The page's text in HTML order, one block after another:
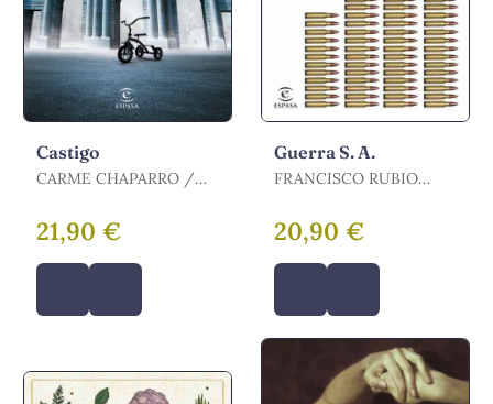
Castigo
CARME CHAPARRO /
21,90 €
Guerra S. A.
FRANCISCO RUBIO
20,90 €